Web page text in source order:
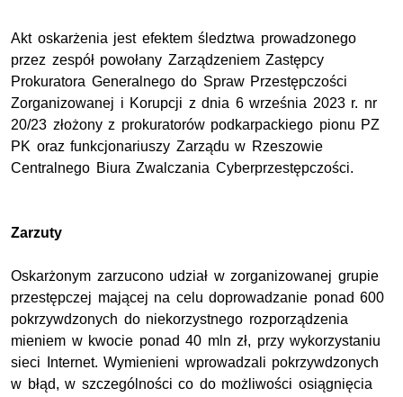
Akt oskarżenia jest efektem śledztwa prowadzonego
przez zespół powołany Zarządzeniem Zastępcy
Prokuratora Generalnego do Spraw Przestępczości
Zorganizowanej i Korupcji z dnia 6 września 2023 r. nr
20/23 złożony z prokuratorów podkarpackiego pionu PZ
PK oraz funkcjonariuszy Zarządu w Rzeszowie
Centralnego Biura Zwalczania Cyberprzestępczości.
Zarzuty
Oskarżonym zarzucono udział w zorganizowanej grupie
przestępczej mającej na celu doprowadzanie ponad 600
pokrzywdzonych do niekorzystnego rozporządzenia
mieniem w kwocie ponad 40 mln zł, przy wykorzystaniu
sieci Internet. Wymienieni wprowadzali pokrzywdzonych
w błąd, w szczególności co do możliwości osiągnięcia